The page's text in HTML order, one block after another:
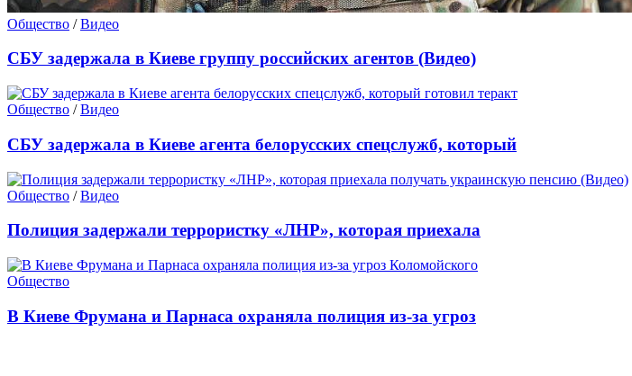
Общество /Видео
СБУ задержала в Киеве группу российских агентов (Видео)
Общество /Видео
СБУ задержала в Киеве агента белорусских спецслужб, который
Общество /Видео
Полиция задержали террористку «ЛНР», которая приехала
Общество
В Киеве Фрумана и Парнаса охраняла полиция из-за угроз